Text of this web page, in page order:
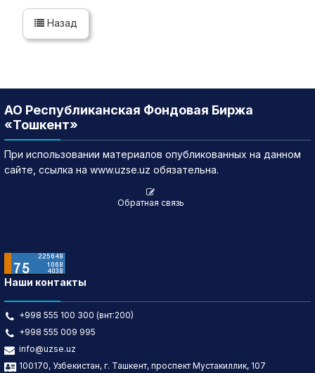
Назад
АО Республиканская Фондовая Биржа
«Тошкент»
При использовании материалов опубликованных на данном
сайте, ссылка на www.uzse.uz обязательна.
Обратная связь
Наши контакты
+998 555 100 300 (внт:200)
+998 555 009 995
info@uzse.uz
100170, Узбекистан, г. Ташкент, проспект Мустакиллик, 107